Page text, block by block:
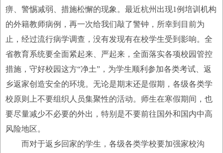
痹、警惕减弱、措施松懈的现象。最近杭州出现1例培训机构
的外籍教师病例，再一次给我们敲了警钟，所幸到目前为
止，经过流行病学调查，没有发现有在校学生受到影响。全
省教育系统要全面紧起来、严起来，全面落实各项校园管控
措施，守好校园这方“净土”，为学生顺利参加各类考试、返
乡返家创造安全的环境。无论是期末还是假期，各级各类学
校原则上不要组织人员集聚性的活动。师生在寒假期间，也
要尽量减少不必要的外出，特别是不要前往国外和国内中高
风险地区。
而对于返乡回家的学生，各级各类学校要加强家校沟